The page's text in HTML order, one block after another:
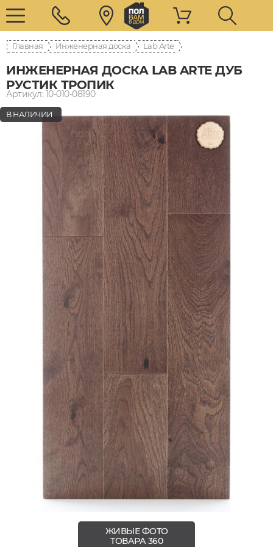
Главная Инженерная доска Lab Arte
ИНЖЕНЕРНАЯ ДОСКА LAB ARTE ДУБ
РУСТИК ТРОПИК
Артикул: 10-010-08190
В НАЛИЧИИ
ЖИВЫЕ ФОТО
ТОВАРА 360